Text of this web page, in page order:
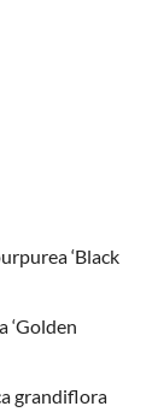
‘Black
‘Golden
grandiflora